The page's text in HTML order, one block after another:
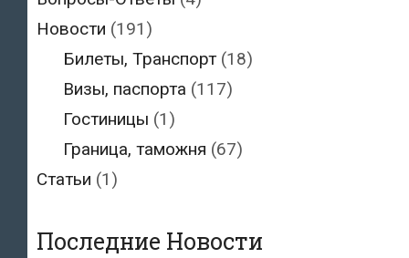
Новости (191)
Билеты, Транспорт(18)
Визы, паспорта (117)
Гостиницы (1)
Граница, таможня (67)
Статьи (1)
Последние Новости